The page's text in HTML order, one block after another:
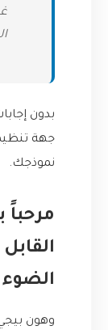
بدون
جهة
نموذجك.
مرحباً
وهون